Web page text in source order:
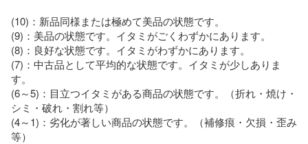
(10)：新品同様または極めて美品の状態です。
(9)：美品の状態です。イタミがごくわずかにあります。
(8)：良好な状態です。イタミがわずかにあります。
(7)：中古品として平均的な状態です。イタミが少しありま
す。
(6～5)：目立つイタミがある商品の状態です。（折れ・焼け・
シミ・破れ・割れ等）
(4～1)：劣化が著しい商品の状態です。（補修痕・欠損・歪み
等）